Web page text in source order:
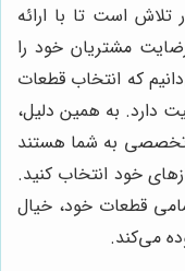
تلاش است تا با ارائه
مشتریان خود را
که انتخاب قطعات
دارد. به همین دلیل،
تخصصی به شما هستند
خود انتخاب کنید.
تمامی قطعات خود، خیال
می‌کند.